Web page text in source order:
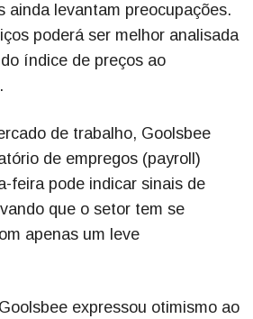
ainda levantam preocupações.
poderá ser melhor analisada
índice de preços ao
de trabalho, Goolsbee
de empregos (payroll)
feira pode indicar sinais de
que o setor tem se
apenas um leve
expressou otimismo ao